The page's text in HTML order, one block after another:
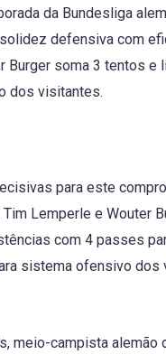
da Bundesliga
defensiva com
Burger soma 3 tentos
dos visitantes.
para este
Lemperle e Wouter
com 4 passes
sistema ofensivo
meio-campista alemão